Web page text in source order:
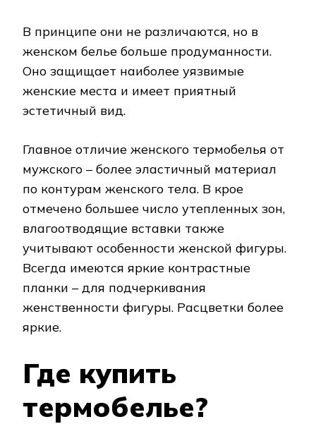
В принципе они не различаются, но в
женском белье больше продуманности.
Оно защищает наиболее уязвимые
женские места и имеет приятный
эстетичный вид.
Главное отличие женского термобелья от
мужского – более эластичный материал
по контурам женского тела. В крое
отмечено большее число утепленных зон,
влагоотводящие вставки также
учитывают особенности женской фигуры.
Всегда имеются яркие контрастные
планки – для подчеркивания
женственности фигуры. Расцветки более
яркие.
Где купить
термобелье?